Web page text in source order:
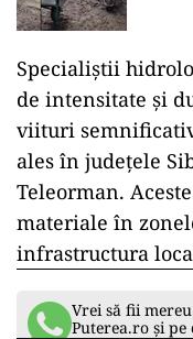
Specialiștii
de intensitate și
viituri
ales în județele
Teleorman.
materiale în
infrastructura
Vrei să fii
Puterea.ro și